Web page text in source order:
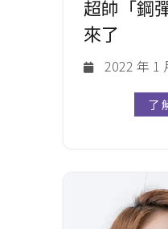
超帥「鋼
來了
2022 年 1
了